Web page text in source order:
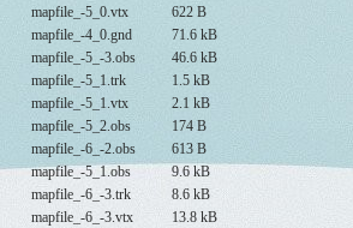
mapfile_-5_0.vtx
622 B
mapfile_-4_0.gnd
71.6 kB
mapfile_-5_-3.obs
46.6 kB
mapfile_-5_1.trk
1.5 kB
mapfile_-5_1.vtx
2.1 kB
mapfile_-5_2.obs
174 B
mapfile_-6_-2.obs
613 B
mapfile_-5_1.obs
9.6 kB
mapfile_-6_-3.trk
8.6 kB
mapfile_-6_-3.vtx
13.8 kB